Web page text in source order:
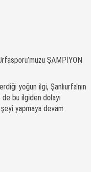
ŞAMPİYON
yoğun ilgi, Şanlıurfa'nın
bu ilgiden dolayı
yapmaya devam